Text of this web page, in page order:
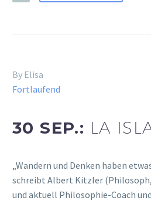
By Elisa
Fortlaufend
30 SEP.: LA
„Wandern und Denken haben
schreibt Albert Kitzler
und aktuell Philosophie-Coach